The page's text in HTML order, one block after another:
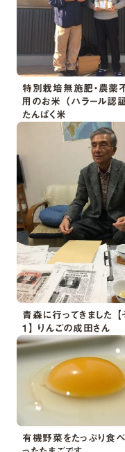
特別栽培無施肥・農薬
用のお米 （ハラール認
たんぱく米
青森に行ってきました 【
1】 りんごの成田さん
有機野菜をたっぷり食